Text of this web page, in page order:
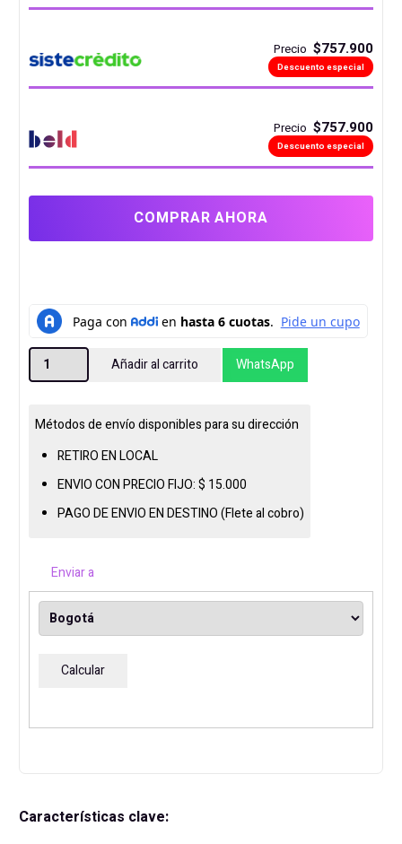
Precio $757.900
Descuento especial
Precio $757.900
Descuento especial
COMPRAR AHORA
MOTHER
GIGABYTE
D3HP
AM5
cantidad
Añadir al carrito WhatsApp
Métodos de envío disponibles para su dirección
RETIRO EN LOCAL
ENVIO CON PRECIO FIJO:$ 15.000
PAGO DE ENVIO EN DESTINO (Flete al cobro)
Enviar a
Calcular
Características clave: